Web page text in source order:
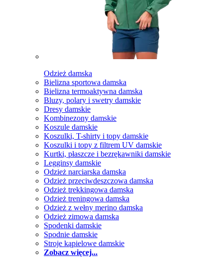
Odzież damska
Bielizna sportowa damska
Bielizna termoaktywna damska
Bluzy, polary i swetry damskie
Dresy damskie
Kombinezony damskie
Koszule damskie
Koszulki, T-shirty i topy damskie
Koszulki i topy z filtrem UV damskie
Kurtki, płaszcze i bezrękawniki damskie
Legginsy damskie
Odzież narciarska damska
Odzież przeciwdeszczowa damska
Odzież trekkingowa damska
Odzież treningowa damska
Odzież z wełny merino damska
Odzież zimowa damska
Spodenki damskie
Spodnie damskie
Stroje kąpielowe damskie
Zobacz więcej...